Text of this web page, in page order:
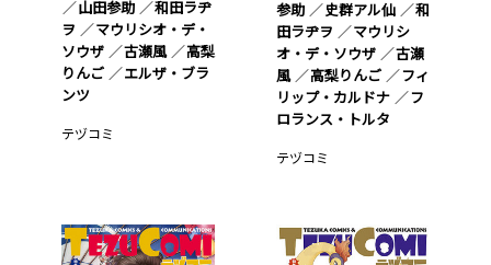
山田参助
和田ラヂ
ヲ
マウリシオ・デ・
ソウザ
古瀬風
高梨
りんご
エルザ・ブラ
ンツ
テヅコミ
参助
史群アル仙
和
田ラヂヲ
マウリシ
オ・デ・ソウザ
古瀬
風
高梨りんご
フィ
リップ・カルドナ
フ
ロランス・トルタ
テヅコミ